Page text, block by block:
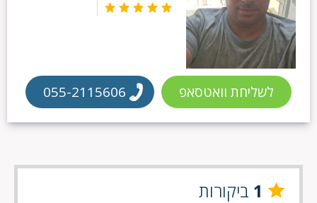
לשליחת וואטסאפ 055-2115606
1 ביקורות